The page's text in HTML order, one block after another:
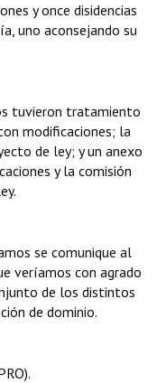
y once disidencias
uno aconsejando su
tuvieron tratamiento
modificaciones; la
de ley; y un anexo
y la comisión
se comunique al
veríamos con agrado
de los distintos
de dominio.